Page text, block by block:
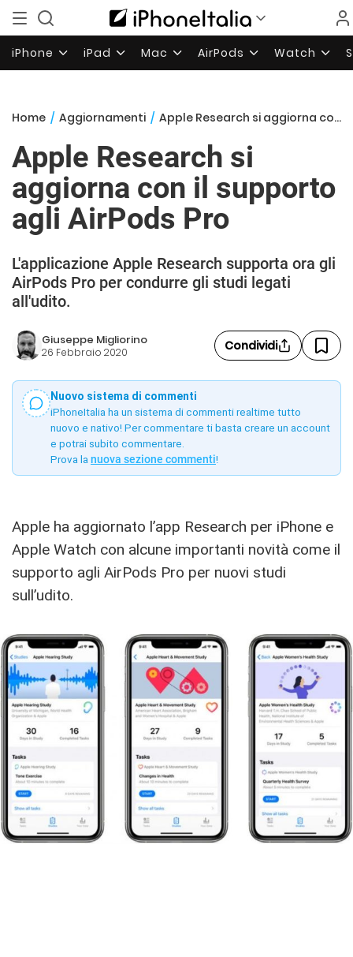
iPhone iPad Mac AirPods Watch
Home / Aggiornamenti / Apple Research si aggiorna con il supporto agli AirPods Pro
Apple Research si
aggiorna con il supporto
agli AirPods Pro
L'applicazione Apple Research supporta ora gli
AirPods Pro per condurre gli studi legati
all'udito.
Giuseppe Migliorino
26 Febbraio 2020 Condividi
Nuovo sistema di commenti
iPhoneItalia ha un sistema di commenti realtime tutto
nuovo e nativo! Per commentare ti basta creare un account
e potrai subito commentare.
Prova la nuova sezione commenti!
Apple ha aggiornato l’app Research per iPhone e
Apple Watch con alcune importanti novità come il
supporto agli AirPods Pro per nuovi studi
sull’udito.